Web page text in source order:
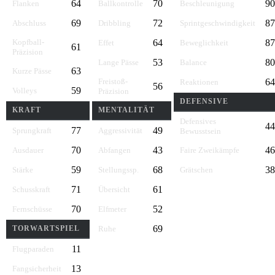
Flanken 64
Abschluss 69
Kopfball-
Präzision
61
Kurze Pässe 63
Volleys 59
KRAFT
Sprungkraft 77
Ausdauer 70
Stärke 59
Schusskraft 71
Fernschüsse 70
TORWARTSPIEL
Flugparaden 11
Fangsicherheit 13
Ballkontrolle 70
Dribbling 72
Effet 64
Lange Pässe 53
Freistoß-
Präzision
56
MENTALITÄT
Aggressivität 49
Abfangen 43
Stellungssp. 68
Übersicht 61
Elfmeter 52
Ruhe 69
Beschleunigung 90
Sprintgeschwindigkeit 87
Beweglichkeit 87
Balance 80
Reaktionen 64
DEFENSIVE
Defensives
Bewusstsein
44
Faire Zweikämpfe 46
Grätschen 38